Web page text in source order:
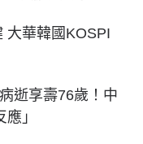
大華韓國KOSPI
逝享壽76歲！中
」